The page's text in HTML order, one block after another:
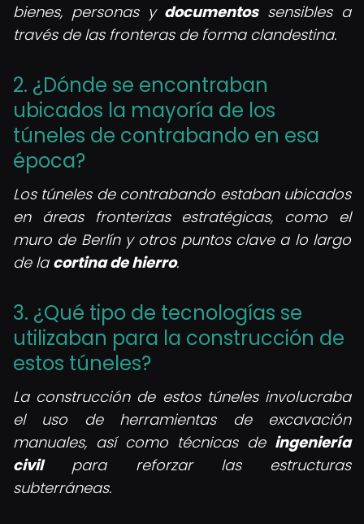
bienes, personas y documentossensibles a
través de las fronteras de forma clandestina.
2. ¿Dónde se encontraban
ubicados la mayoría de los
túneles de contrabando en esa
época?
Los túneles de contrabando estaban ubicados
en áreas fronterizas estratégicas, como el
muro de Berlín y otros puntos clave a lo largo
de la cortina de hierro.
3. ¿Qué tipo de tecnologías se
utilizaban para la construcción de
estos túneles?
La construcción de estos túneles involucraba
el uso de herramientas de excavación
manuales, así como técnicas de ingeniería
civilpara reforzar las estructuras
subterráneas.